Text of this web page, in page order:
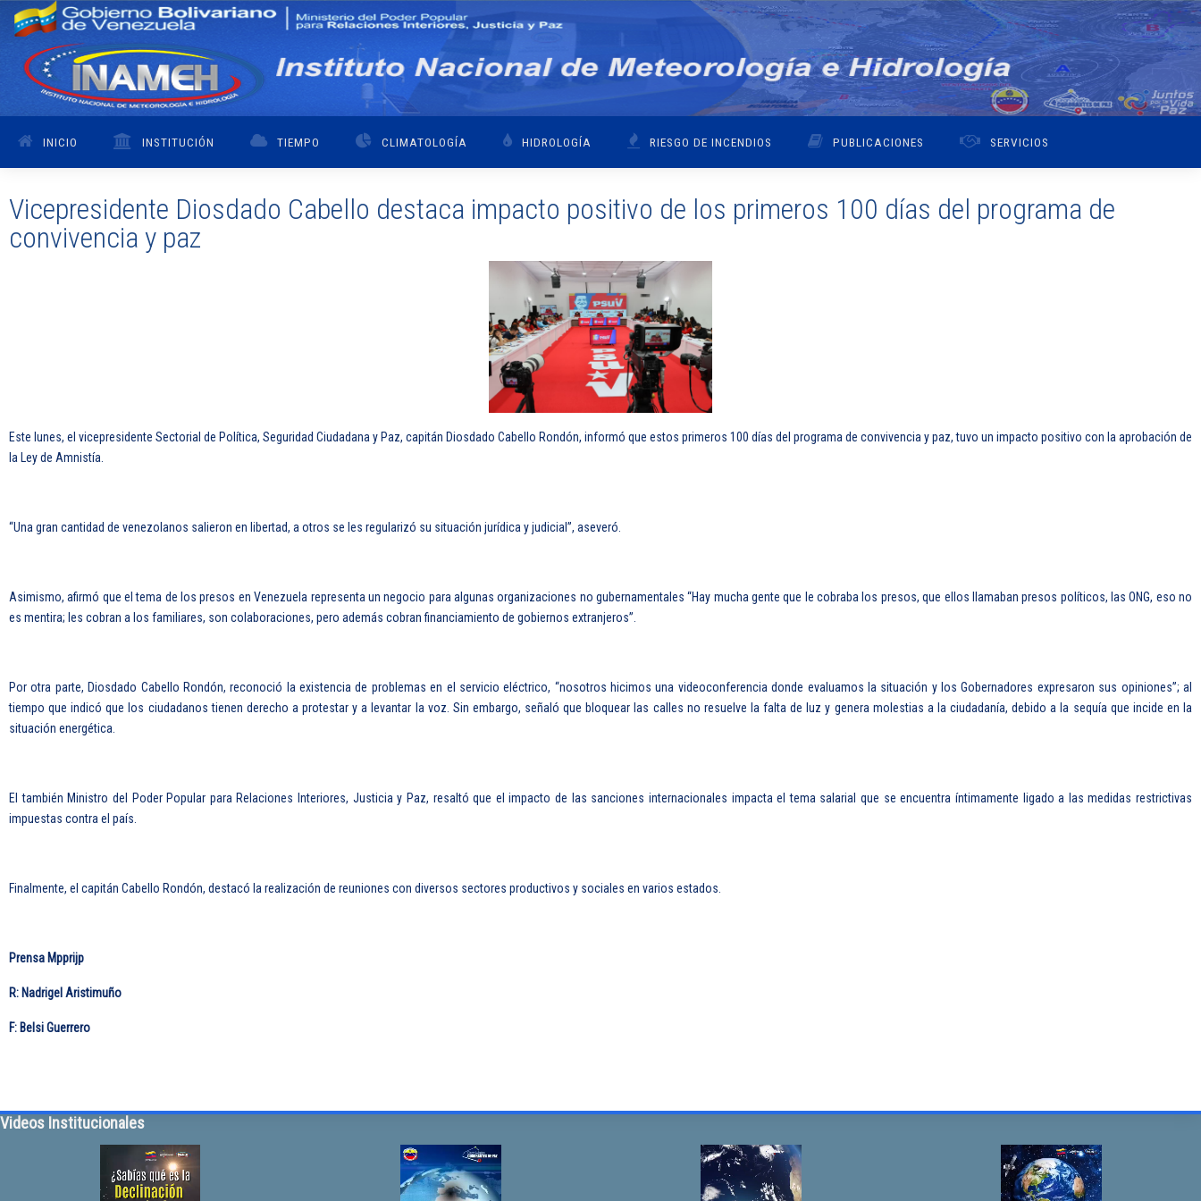
INICIO INSTITUCIÓN TIEMPO CLIMATOLOGÍA HIDROLOGÍA RIESGO DE INCENDIOS PUBLICACIONES SERVICIOS
Vicepresidente Diosdado Cabello destaca impacto positivo de los primeros 100 días del programa de
convivencia y paz
Este lunes, el vicepresidente Sectorial de Política, Seguridad Ciudadana y Paz, capitán Diosdado Cabello Rondón, informó que estos primeros 100 días del programa de convivencia y paz, tuvo un impacto positivo con la aprobación de
la Ley de Amnistía.
“Una gran cantidad de venezolanos salieron en libertad, a otros se les regularizó su situación jurídica y judicial”, aseveró.
Asimismo, afirmó que el tema de los presos en Venezuela representa un negocio para algunas organizaciones no gubernamentales “Hay mucha gente que le cobraba los presos, que ellos llamaban presos políticos, las ONG, eso no
es mentira; les cobran a los familiares, son colaboraciones, pero además cobran financiamiento de gobiernos extranjeros”.
Por otra parte, Diosdado Cabello Rondón, reconoció la existencia de problemas en el servicio eléctrico, “nosotros hicimos una videoconferencia donde evaluamos la situación y los Gobernadores expresaron sus opiniones”; al
tiempo que indicó que los ciudadanos tienen derecho a protestar y a levantar la voz. Sin embargo, señaló que bloquear las calles no resuelve la falta de luz y genera molestias a la ciudadanía, debido a la sequía que incide en la
situación energética.
El también Ministro del Poder Popular para Relaciones Interiores, Justicia y Paz, resaltó que el impacto de las sanciones internacionales impacta el tema salarial que se encuentra íntimamente ligado a las medidas restrictivas
impuestas contra el país.
Finalmente, el capitán Cabello Rondón, destacó la realización de reuniones con diversos sectores productivos y sociales en varios estados.
Prensa Mpprijp
R: Nadrigel Aristimuño
F: Belsi Guerrero
Videos Institucionales